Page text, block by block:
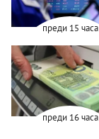
преди 15 часа
преди 16 часа